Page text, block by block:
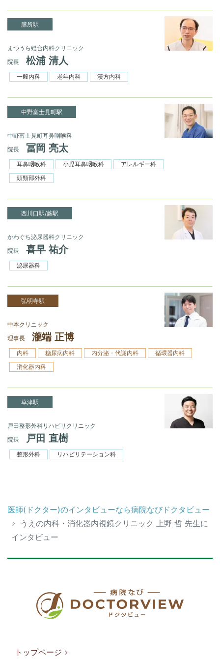
膳所駅
まつうら総合内科クリニック
院長
松浦 清人
一般内科 老年内科 漢方内科
中野富士見町駅
中野富士見町耳鼻咽喉科
院長
冨岡 亮太
耳鼻咽喉科 小児耳鼻咽喉科
アレルギー科
頭頸部外科
西川口駅/蕨駅
かわぐち泌尿器科クリニック
院長
喜早 祐介
泌尿器科
弘明寺駅
中本クリニック
理事長
瀧端 正博
内科 糖尿病内科 内分泌・代謝内科
循環器内科
消化器内科
草津駅
戸田整形外科リハビリクリニック
院長
戸田 直樹
整形外科 リハビリテーション科
医師(ドクター)のインタビューなら病院なびドクタビュー
うえの内科・消化器内視鏡クリニック 上野 哲 先生に
インタビュー
トップページ